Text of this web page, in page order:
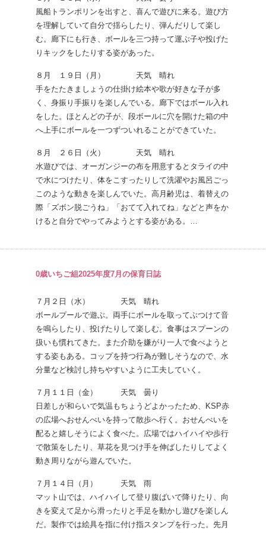
風船トランポリンを出すと、喜んで遊びに来る。遊び方
を理解していて自分で揺らしたり、弾んだりして楽し
む。廊下にも行き、ボールを三つ持って運ぶ子や投げた
りキックをしたりする姿があった。
８月 １９日（月） 天気 晴れ
手をたたきましょうの仕掛け絵本や歌が好きな子が多
く、身振り手振りを楽しんでいる。廊下ではボール入れ
をした。ほとんどの子が、段ボールに穴を開けた箱の中
へ上手にボールを一つずついれることができていた。
８月 ２６日（火） 天気 晴れ
水遊びでは、オーガンジーの布を用意するとタライの中
で水につけたり、体をこすったりして洗濯やお風呂ごっ
このような動きを楽しんでいた。高月齢児は、着替えの
際「ズボン脱ごうね」「おてて入れてね」などと声をか
けると自分でやってみようとする姿がある。…
0歳いちご組2025年度7月の保育日誌
７月２日（水） 天気 晴れ
ボールプールで遊ぶ。両手にボールを取ってぶつけて音
を鳴らしたり、投げたりして楽しむ。食事はスプーンの
扱いも慣れてきた。また介助を嫌がり一人で食べようと
する姿もある。コップを持つ行為が難しそうなので、水
分量など検討し持ちやすいように工夫していく。
７月１１日（金） 天気 曇り
日差しが和らいで気温もちょうどよかったため、KSP赤
の広場へおせんべいを持って散歩へ行く。おせんべいを
配ると嬉しそうによく食べた。広場ではハイハイや歩行
で散策をしたり、草花を見つけ手を伸ばしたりしてよく
動き周りながら遊んでいた。
７月１４日（月） 天気 雨
マット山では、ハイハイして登り腹ばいで降りたり、向
きを変えて足から滑ったりと手足を動かし遊びを楽しん
だ。製作では絵具を指に付け指スタンプを行った。先月